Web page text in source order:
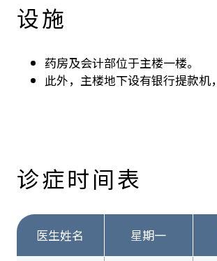
设施
药房及会计部位于主楼一楼。
此外，主楼地下设有银行提款机
诊症时间表
医生姓名 星期一